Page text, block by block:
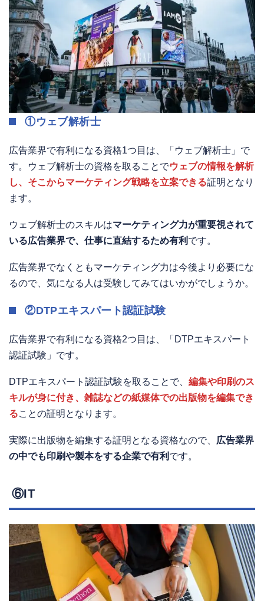
①ウェブ解析士
広告業界で有利になる資格1つ目は、「ウェブ解析士」で
す。ウェブ解析士の資格を取ることでウェブの情報を解析
し、そこからマーケティング戦略を立案できる証明となり
ます。
ウェブ解析士のスキルはマーケティング力が重要視されて
いる広告業界で、仕事に直結するため有利 です。
広告業界でなくともマーケティング力は今後より必要にな
るので、気になる人は受験してみてはいかがでしょうか。
②DTPエキスパート認証試験
広告業界で有利になる資格2つ目は、「DTPエキスパート
認証試験」です。
DTPエキスパート認証試験を取ることで、 編集や印刷のス
キルが身に付き、雑誌などの紙媒体での出版物を編集でき
ることの証明となります。
実際に出版物を編集する証明となる資格なので、 広告業界
の中でも印刷や製本をする企業で有利 です。
⑥IT